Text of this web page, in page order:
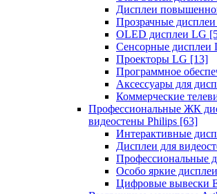
Дисплеи
Прозрачные
OLED дисплеи LG
Сенсорные дисплеи
Проекторы LG [13]
Программное
Аксессуары для
Коммерческие
Профессиональные ЖК
видеостены Philips [63]
Интерактивные
Дисплеи для
Профессиональные
Особо яркие
Цифровые вывески